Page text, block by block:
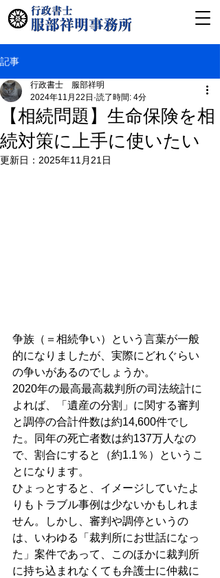
記事
【相続問題】生命保険を相
続対策に上手に使いたい
行政書士 服部祥明
2024年11月22日 読了時間: 4分
更新日： 2025年11月21日
争族（＝相続争い）という言葉が一般
的になりましたが、実際にどれぐらい
の争いがあるのでしょうか。
2020年の最高最高裁判所の司法統計に
よれば、「遺産の分割」に関する審判
と調停の合計件数は約14,600件でし
た。同年の死亡者数は約137万人なの
で、割合にすると（約1.1％）というこ
とになります。
ひょっとすると、イメージしていたよ
りもトラブル事例は少ないかもしれま
せん。しかし、審判や調停というの
は、いわゆる「裁判所にお世話になっ
た」案件であって、このほかに裁判所
に持ち込まれなくても弁護士に仲裁に